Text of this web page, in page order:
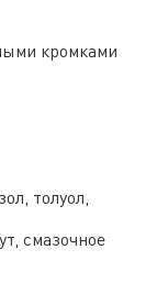
кромками
толуол,
смазочное